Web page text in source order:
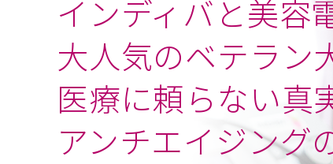
インディバと美容
大人気のベテラン
医療に頼らない真
アンチエイジング